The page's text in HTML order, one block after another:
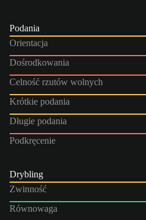
Podania
Orientacja
Dośrodkowania
Celność rzutów wolnych
Krótkie podania
Długie podania
Podkręcenie
Drybling
Zwinność
Równowaga